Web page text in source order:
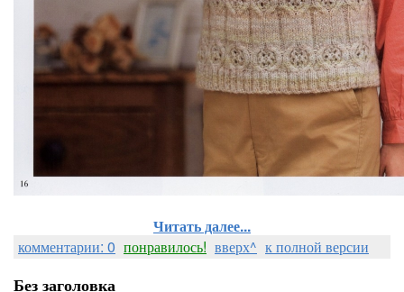
Читать далее...
комментарии: 0 понравилось! вверх^ к полной версии
Без заголовка